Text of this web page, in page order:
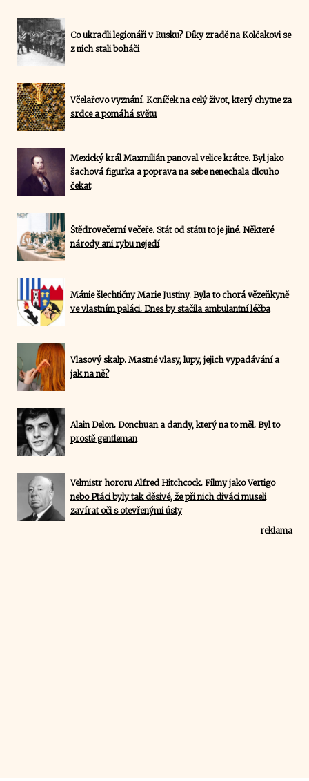
Co ukradli legionáři v Rusku? Díky zradě na Kolčakovi se
z nich stali boháči
Včelařovo vyznání. Koníček na celý život, který chytne za
srdce a pomáhá světu
Mexický král Maxmilián panoval velice krátce. Byl jako
šachová figurka a poprava na sebe nenechala dlouho
čekat
Štědrovečerní večeře. Stát od státu to je jiné. Některé
národy ani rybu nejedí
Mánie šlechtičny Marie Justiny. Byla to chorá vězeňkyně
ve vlastním paláci. Dnes by stačila ambulantní léčba
Vlasový skalp. Mastné vlasy, lupy, jejich vypadávání a
jak na ně?
Alain Delon. Donchuan a dandy, který na to měl. Byl to
prostě gentleman
Velmistr hororu Alfred Hitchcock. Filmy jako Vertigo
nebo Ptáci byly tak děsivé, že při nich diváci museli
zavírat oči s otevřenými ústy
reklama